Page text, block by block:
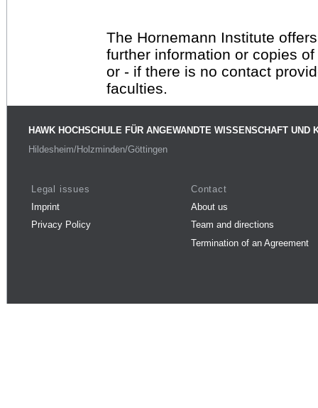
The Hornemann Institute
further information or copies
or - if there is no contact
faculties.
HAWK HOCHSCHULE FÜR ANGEWANDTE WISSENSCHAFT UND
Hildesheim/Holzminden/Göttingen
Legal issues
Imprint
Privacy Policy
Contact
About us
Team and directions
Termination of an Agreement